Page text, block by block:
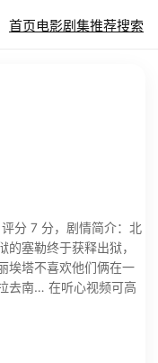
首页电影剧集推荐搜索
分 7 分，剧情简介：北
塞勒终于获释出狱，
埃塔不喜欢他们俩在一
去南… 在听心视频可高